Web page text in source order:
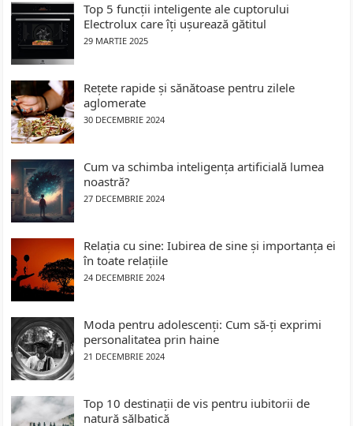
Top 5 funcții inteligente ale cuptorului
Electrolux care îți ușurează gătitul
29 MARTIE 2025
Rețete rapide și sănătoase pentru zilele
aglomerate
30 DECEMBRIE 2024
Cum va schimba inteligența artificială lumea
noastră?
27 DECEMBRIE 2024
Relația cu sine: Iubirea de sine și importanța ei
în toate relațiile
24 DECEMBRIE 2024
Moda pentru adolescenți: Cum să-ți exprimi
personalitatea prin haine
21 DECEMBRIE 2024
Top 10 destinații de vis pentru iubitorii de
natură sălbatică